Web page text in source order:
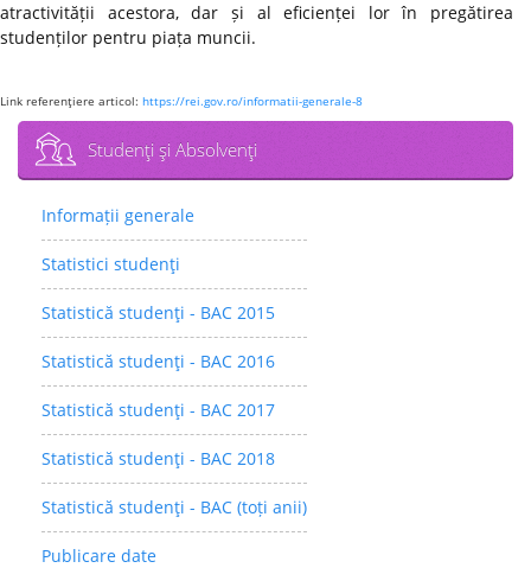
atractivității acestora, dar și al eficienței lor în pregătirea
studenților pentru piața muncii.
Link referenţiere articol: https://rei.gov.ro/informatii-generale-8
Studenţi şi Absolvenţi
Informații generale
Statistici studenţi
Statistică studenţi - BAC 2015
Statistică studenţi - BAC 2016
Statistică studenţi - BAC 2017
Statistică studenţi - BAC 2018
Statistică studenţi - BAC (toți anii)
Publicare date